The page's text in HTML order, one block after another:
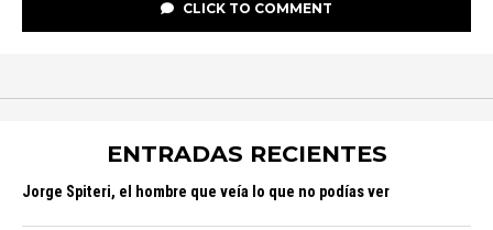
CLICK TO COMMENT
ENTRADAS RECIENTES
Jorge Spiteri, el hombre que veía lo que no podías ver